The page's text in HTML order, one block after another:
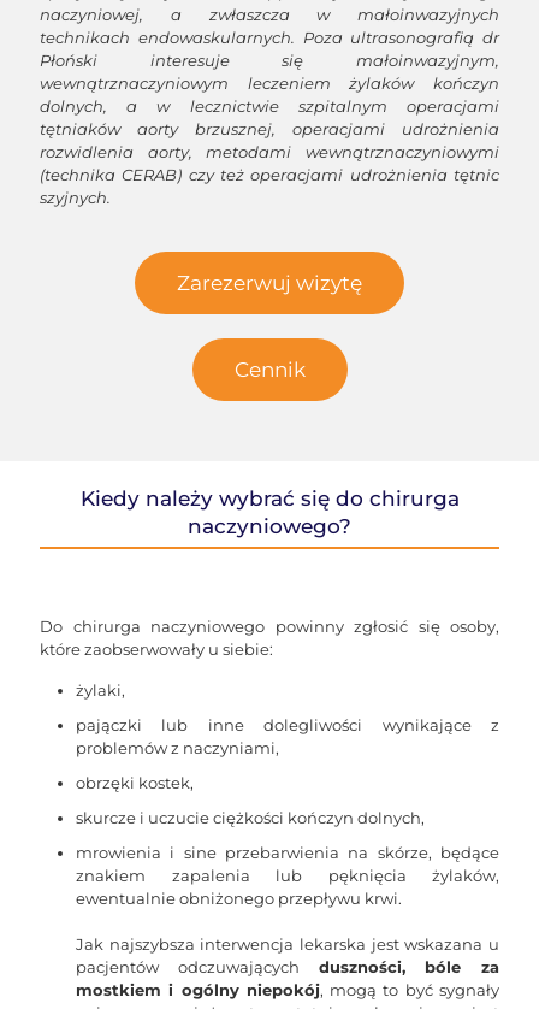
naczyniowej, a zwłaszcza w małoinwazyjnych
technikach endowaskularnych. Poza ultrasonografią dr
Płoński interesuje się małoinwazyjnym,
wewnątrznaczyniowym leczeniem żylaków kończyn
dolnych, a w lecznictwie szpitalnym operacjami
tętniaków aorty brzusznej, operacjami udrożnienia
rozwidlenia aorty, metodami wewnątrznaczyniowymi
(technikaCERAB) czy też operacjami udrożnienia tętnic
szyjnych.
Zarezerwuj wizytę
Cennik
Kiedy należy wybrać się do chirurga
naczyniowego?
Do chirurga naczyniowego powinny zgłosić się osoby,
które zaobserwowały u siebie:
żylaki,
pajączki lub inne dolegliwości wynikające z
problemów z naczyniami,
obrzęki kostek,
skurcze i uczucie ciężkości kończyn dolnych,
mrowienia i sine przebarwienia na skórze, będące
znakiem zapalenia lub pęknięcia żylaków,
ewentualnie obniżonego przepływu krwi.
Jak najszybsza interwencja lekarska jest wskazana u
pacjentów odczuwających duszności, bóle za
mostkiem i ogólny niepokój, mogą to być sygnały